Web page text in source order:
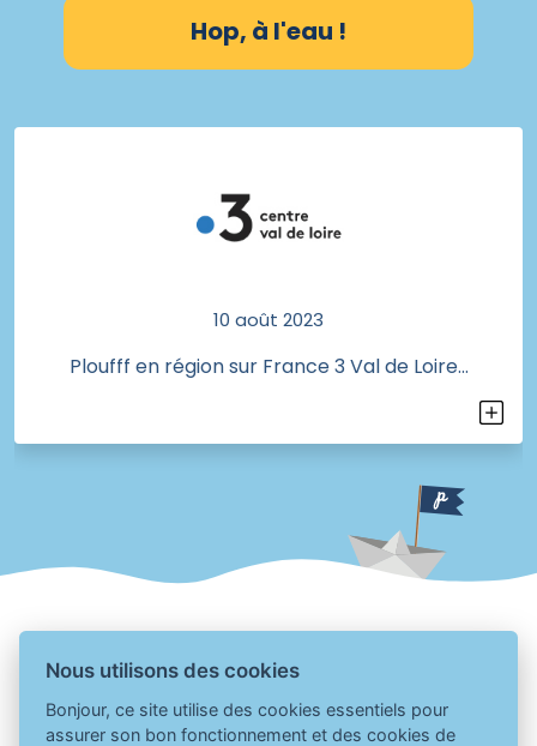
Hop, à l'eau !
10 août 2023
Ploufff en région sur France 3 Val de Loire...
Nous utilisons des cookies
Bonjour, ce site utilise des cookies essentiels pour
assurer son bon fonctionnement et des cookies de